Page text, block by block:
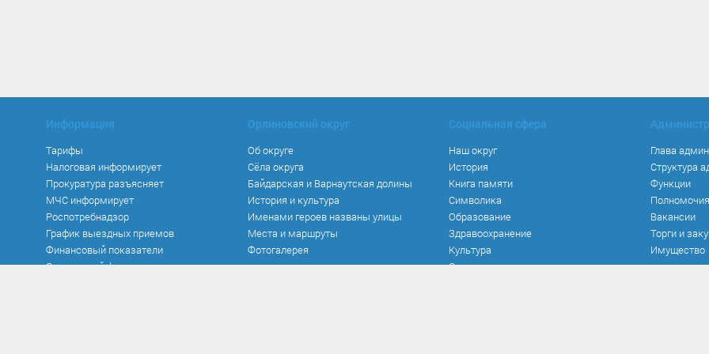
Информация
Тарифы
Налоговая информирует
Прокуратура разъясняет
МЧС информирует
Роспотребнадзор
График выездных приемов
Финансовый показатели
Социальный фонд
Орлиновский округ
Об округе
Сёла округа
Байдарская и Варнаутская долины
История и культура
Именами героев названы улицы
Места и маршруты
Фотогалерея
Социальная сфера
Наш округ
История
Книга памяти
Символика
Образование
Здравоохранение
Культура
Спорт
Глава
Структура
Функции
Полномочия
Вакансии
Торги и
Имущество